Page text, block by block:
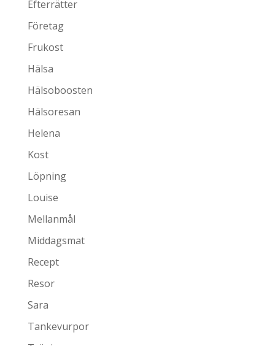
Efterrätter
Företag
Frukost
Hälsa
Hälsoboosten
Hälsoresan
Helena
Kost
Löpning
Louise
Mellanmål
Middagsmat
Recept
Resor
Sara
Tankevurpor